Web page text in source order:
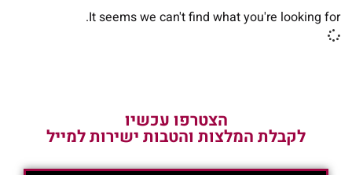
It seems we can't find what you're looking for.
הצטרפו עכשיו
לקבלת המלצות והטבות ישירות למייל